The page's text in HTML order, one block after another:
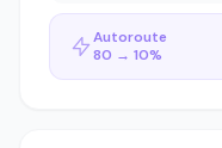
Autoroute
80 → 10%